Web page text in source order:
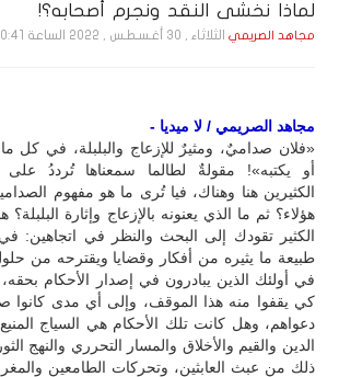
لماذا نخشى النقد ونجرم أصحابه؟!
مجاهد الصريمي الثلاثاء , 30 أغـسـطـس , 2022 الساعة 7:30:41 PM
مجاهد الصريمي / لا ميديا -
«فلان صداميٌ، ومثيرٌ للإزعاج والبلبلة، في كل ما
أو يكتبه»! مقولةٌ لطالما سمعناها تُرددُ على
الكثيرين هنا وهناك، فيا تُرى ما هو مفهوم
هؤلاء؟ ثم ما الذي يعنونه بالإزعاج وإثارة البلبلة؟
الكثير تقودك إلى البحث والنظر في اتجاهين:
طبيعة ما يثيره من أفكار وقضايا ويقترحه من
في أولئك الذين يبادرون في إصدار الأحكام
كي يقفوا منه هذا الموقف، وإلى أي مدى كانوا
دعواهم، وهل كانت تلك الأحكام هي السياج
الدين والقيم والأخلاق والمسار التحرري والنهج
ذلك من عبث العابثين، وتحركات الطامعين